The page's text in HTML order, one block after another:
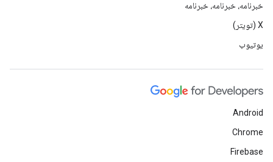
خبرنامه، خبرنامه، خبرنامه
X (تویتر)
یوتیوب
Android
Chrome
Firebase